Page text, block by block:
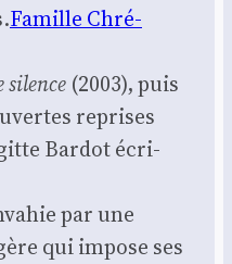
Famille Chré­
silence (2003), puis
reprises
Bar­dot écri­
par une
qui impose ses